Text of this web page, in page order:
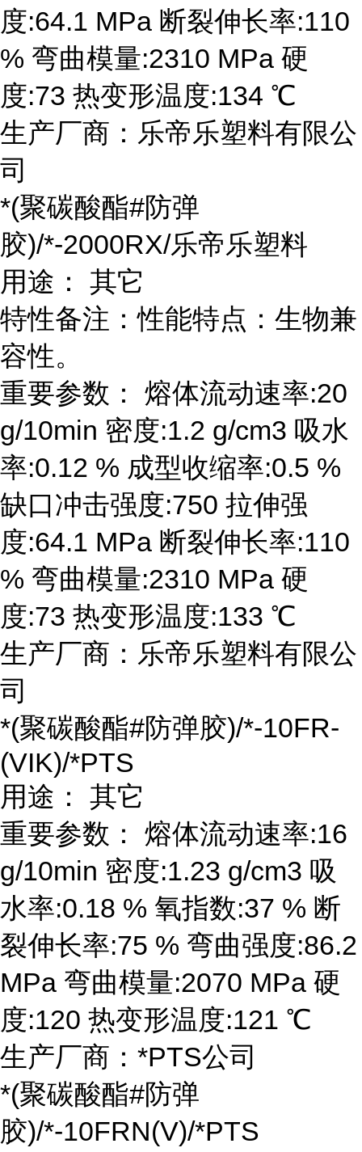
度:64.1 MPa 断裂伸长率:110
% 弯曲模量:2310 MPa 硬
度:73 热变形温度:134 ℃
生产厂商：乐帝乐塑料有限公
司
*(聚碳酸酯#防弹
胶)/*-2000RX/乐帝乐塑料
用途： 其它
特性备注：性能特点：生物兼
容性。
重要参数： 熔体流动速率:20
g/10min 密度:1.2 g/cm3 吸水
率:0.12 % 成型收缩率:0.5 %
缺口冲击强度:750 拉伸强
度:64.1 MPa 断裂伸长率:110
% 弯曲模量:2310 MPa 硬
度:73 热变形温度:133 ℃
生产厂商：乐帝乐塑料有限公
司
*(聚碳酸酯#防弹胶)/*-10FR-
(VIK)/*PTS
用途： 其它
重要参数： 熔体流动速率:16
g/10min 密度:1.23 g/cm3 吸
水率:0.18 % 氧指数:37 % 断
裂伸长率:75 % 弯曲强度:86.2
MPa 弯曲模量:2070 MPa 硬
度:120 热变形温度:121 ℃
生产厂商：*PTS公司
*(聚碳酸酯#防弹
胶)/*-10FRN(V)/*PTS